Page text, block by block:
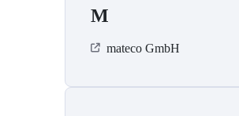
M
mateco GmbH